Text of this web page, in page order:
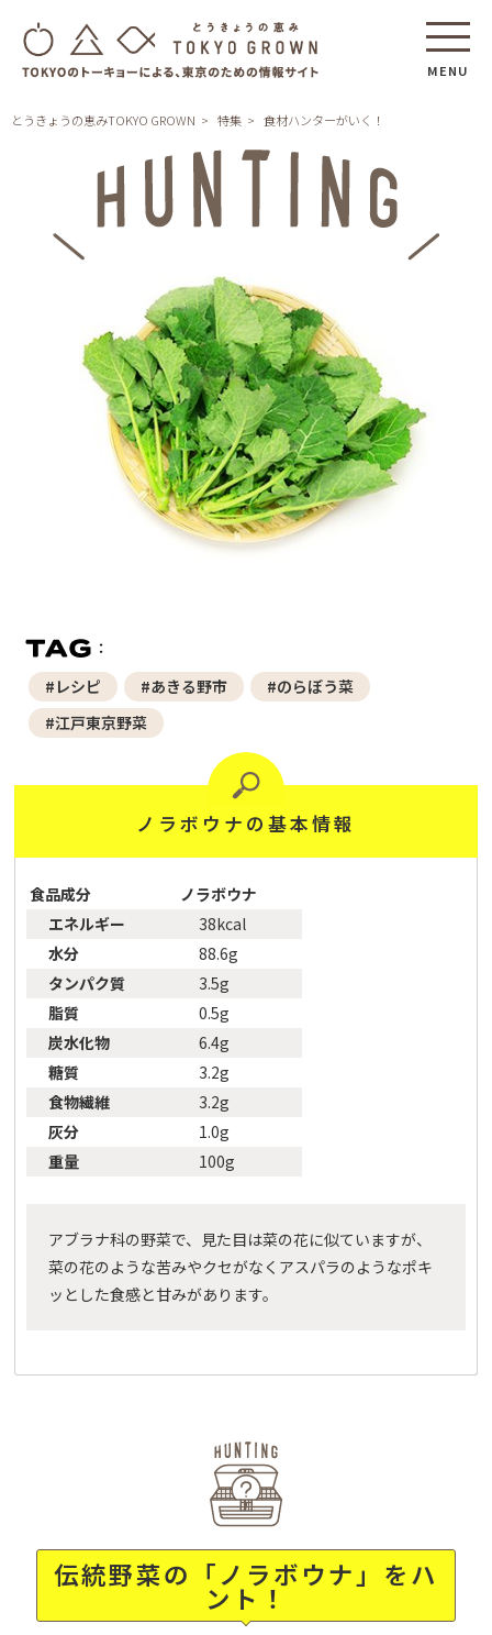
MENU
とうきょうの恵みTOKYO GROWN 特集 食材ハンターがいく！
#レシピ #あきる野市
#のらぼう菜
#江戸東京野菜
ノラボウナの基本情報
食品成分
ノラボウナ
エネルギー
38kcal
水分
88.6g
タンパク質
3.5g
脂質
0.5g
炭水化物
6.4g
糖質
3.2g
食物繊維
3.2g
灰分
1.0g
重量
100g
アブラナ科の野菜で、見た目は菜の花に似ていますが、
菜の花のような苦みやクセがなくアスパラのようなポキ
ッとした食感と甘みがあります。
伝統野菜の「ノラボウナ」をハ
ント！